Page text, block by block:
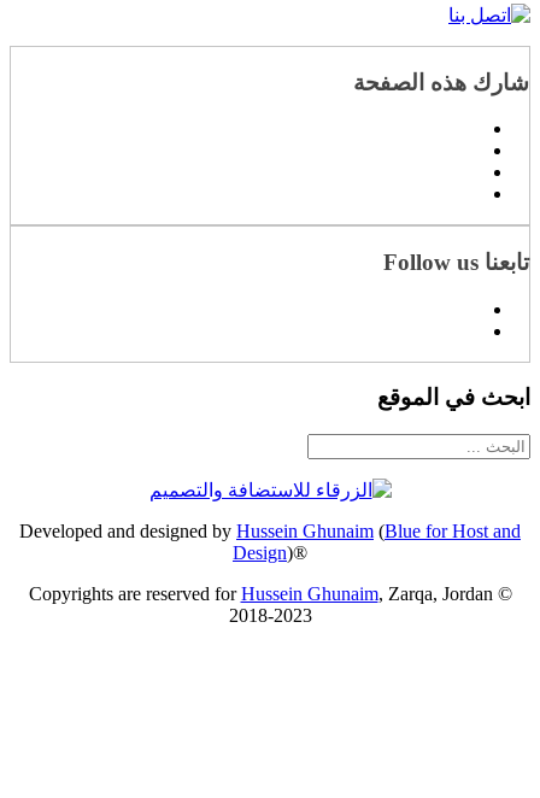
شارك هذه الصفحة
تابعنا Follow us
ابحث في الموقع
Developed and designed by Hussein Ghunaim (Blue for Host and
Design)®
Copyrights are reserved forHussein Ghunaim, Zarqa, Jordan ©
2018-2023